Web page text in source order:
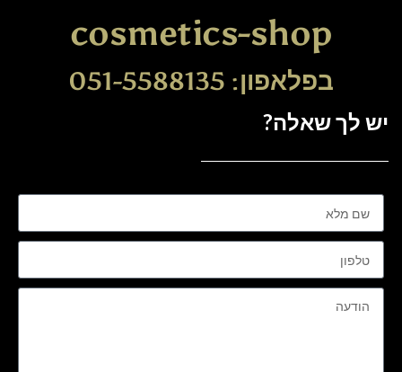
cosmetics-shop
בפלאפון: 051-5588135
יש לך שאלה?